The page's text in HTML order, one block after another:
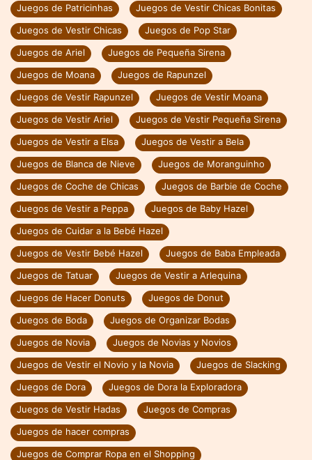
Juegos de Patricinhas
Juegos de Vestir Chicas Bonitas
Juegos de Vestir Chicas
Juegos de Pop Star
Juegos de Ariel
Juegos de Pequeña Sirena
Juegos de Moana
Juegos de Rapunzel
Juegos de Vestir Rapunzel
Juegos de Vestir Moana
Juegos de Vestir Ariel
Juegos de Vestir Pequeña Sirena
Juegos de Vestir a Elsa
Juegos de Vestir a Bela
Juegos de Blanca de Nieve
Juegos de Moranguinho
Juegos de Coche de Chicas
Juegos de Barbie de Coche
Juegos de Vestir a Peppa
Juegos de Baby Hazel
Juegos de Cuidar a la Bebé Hazel
Juegos de Vestir Bebé Hazel
Juegos de Baba Empleada
Juegos de Tatuar
Juegos de Vestir a Arlequina
Juegos de Hacer Donuts
Juegos de Donut
Juegos de Boda
Juegos de Organizar Bodas
Juegos de Novia
Juegos de Novias y Novios
Juegos de Vestir el Novio y la Novia
Juegos de Slacking
Juegos de Dora
Juegos de Dora la Exploradora
Juegos de Vestir Hadas
Juegos de Compras
Juegos de hacer compras
Juegos de Comprar Ropa en el Shopping